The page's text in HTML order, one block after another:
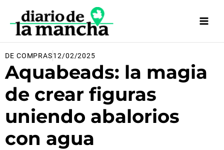
contenido
DE COMPRAS12/02/2025
Aquabeads: la magia
de crear figuras
uniendo abalorios
con agua